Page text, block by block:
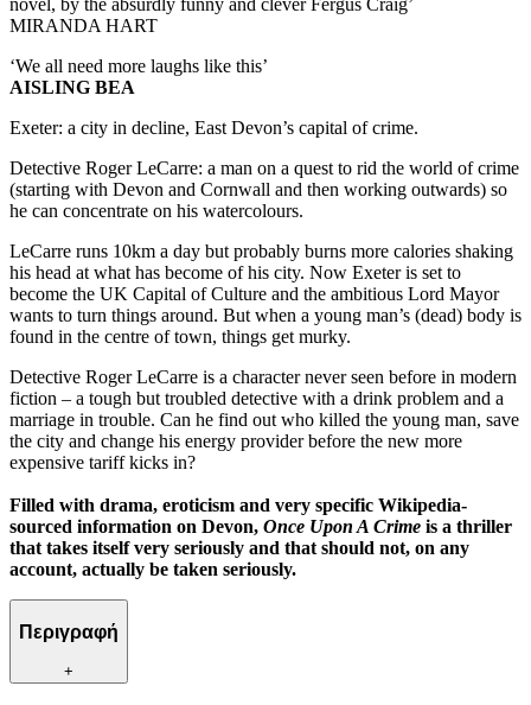
novel, by the absurdly funny and clever Fergus Craig’
MIRANDA HART
‘We all need more laughs like this’
AISLING BEA
Exeter: a city in decline, East Devon’s capital of crime.
Detective Roger LeCarre: a man on a quest to rid the world of crime
(starting with Devon and Cornwall and then working outwards) so
he can concentrate on his watercolours.
LeCarre runs 10km a day but probably burns more calories shaking
his head at what has become of his city. Now Exeter is set to
become the UK Capital of Culture and the ambitious Lord Mayor
wants to turn things around. But when a young man’s (dead) body is
found in the centre of town, things get murky.
Detective Roger LeCarre is a character never seen before in modern
fiction – a tough but troubled detective with a drink problem and a
marriage in trouble. Can he find out who killed the young man, save
the city and change his energy provider before the new more
expensive tariff kicks in?
Filled with drama, eroticism and very specific Wikipedia-
sourced information on Devon, Once Upon A Crime is a thriller
that takes itself very seriously and that should not, on any
account, actually be taken seriously.
Περιγραφή
+